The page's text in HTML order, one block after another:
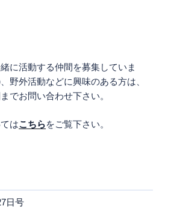
に活動する仲間を募集していま
野外活動などに興味のある方は、
でお問い合わせ下さい。
はこちらをご覧下さい。
日号